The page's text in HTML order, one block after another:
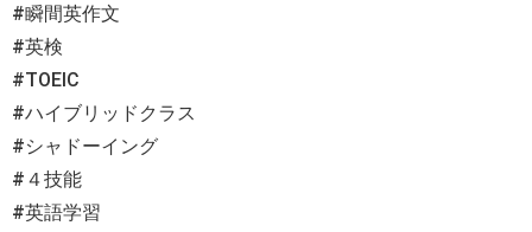
#瞬間英作文
#英検
#TOEIC
#ハイブリッドクラス
#シャドーイング
#４技能
#英語学習